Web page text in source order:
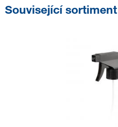
Související sortiment